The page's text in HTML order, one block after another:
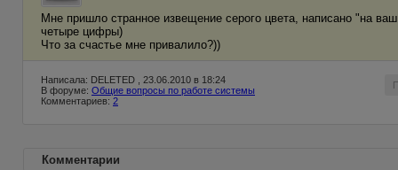
Мне пришло странное извещение серого цвета, написано "на
четыре цифры)
Что за счастье мне привалило?))
Написала: DELETED , 23.06.2010 в 18:24
В форуме: Общие вопросы по работе системы
Комментариев: 2
Комментарии